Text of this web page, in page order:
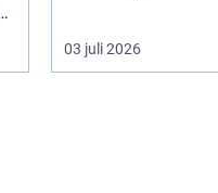
möter en gång ell...
03 juli 2026